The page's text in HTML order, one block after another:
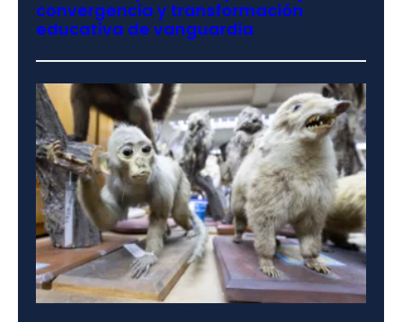
convergencia y transformación
educativa de vanguardia